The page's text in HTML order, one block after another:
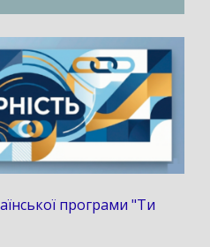
програми "Ти